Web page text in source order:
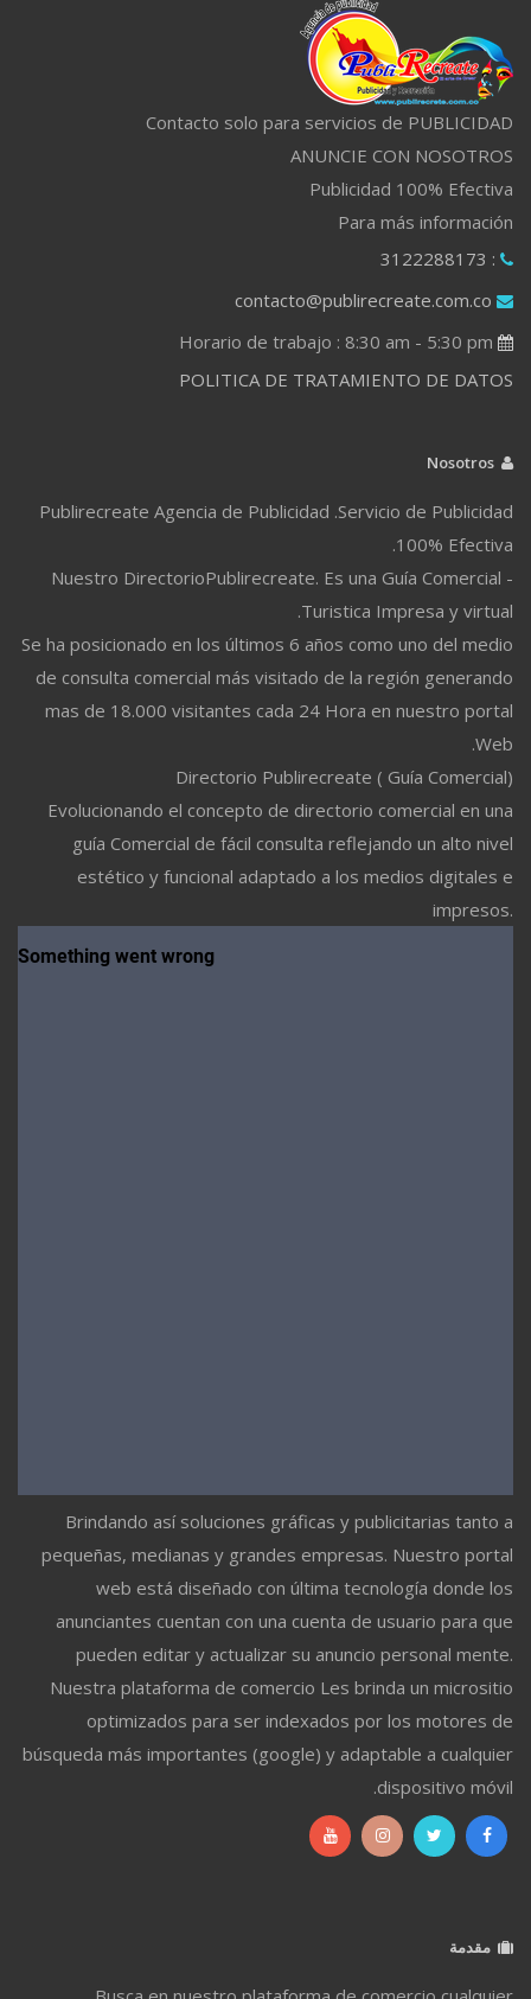
Contacto solo para servicios de PUBLICIDAD
ANUNCIE CON NOSOTROS
Publicidad 100% Efectiva
Para más información
: 3122288173
contacto@publirecreate.com.co
POLITICA DE TRATAMIENTO DE DATOS
Publirecreate Agencia de Publicidad .Servicio de Publicidad
100% Efectiva.
Nuestro DirectorioPublirecreate. Es una Guía Comercial -
Turistica Impresa y virtual.
Se ha posicionado en los últimos 6 años como uno del medio
de consulta comercial más visitado de la región generando
mas de 18.000 visitantes cada 24 Hora en nuestro portal
Web.
Directorio Publirecreate ( Guía Comercial)
Evolucionando el concepto de directorio comercial en una
guía Comercial de fácil consulta reflejando un alto nivel
estético y funcional adaptado a los medios digitales e
impresos.
Brindando así soluciones gráficas y publicitarias tanto a
pequeñas, medianas y grandes empresas. Nuestro portal
web está diseñado con última tecnología donde los
anunciantes cuentan con una cuenta de usuario para que
pueden editar y actualizar su anuncio personal mente.
Nuestra plataforma de comercio Les brinda un micrositio
optimizados para ser indexados por los motores de
búsqueda más importantes (google) y adaptable a cualquier
dispositivo móvil.
مقدمة